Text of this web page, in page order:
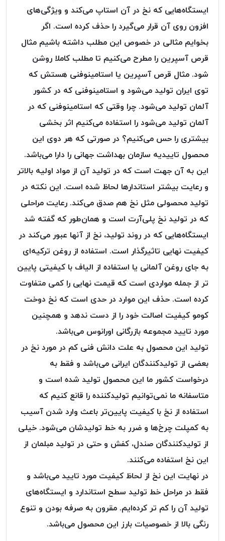
PPLUS
نخ
توری
پلیسه
بتا
KORD
BETA
دوک
های
متراژ
پایین
امگا
OMEGA
VENTO
پارما
PARMA
نخ
دستبندی
DOVE
نخ گلدوزی
FILKRISTAL
نخ
نسوز
Aramid
&
Para-
Aramid
ایستگاه‌هایی که نخ در آن استاپ می‌کند و ویژگی‌های
افزون روی آن قرار می‌گیرد را حذف کرده است. اگر
بخوایم مثالی در خصوص این مطلب داشته باشیم مثال
قرص آسپرین را مطرح می‌کنیم تا مطلب کاملا روشن
شود. مثال قرص آسپرین یا استامینوفنی هستش که
توی ایران تولید می‌شود و استامینوفنی که در کشور
آلمان تولید می‌شود. چرا وقتی که استامینوفنی که در
آلمان تولید می‌شود را استفاده می‌کنیم اثر بخشی
بیشتری را حس می‌کنیم؟ در صورتی که هر دوی این
محصول تاییدیه سازمان بهداشت جهانی را دارا می‌باشد.
این به آن جهت است که در تولید آن از مواد اولیه بالاتر
و رعایت بیشتر استاندارها لحاظ شده است. این نکته در
تولید محصولی مثل نخ هم صدق می‌کند. رعایت مراحلی
که در تولید نخ پلی‌آرت است و همان‌طور که گفته شد
ایستگاه‌هایی که در روند تولید، نخ از آنها عبور می‌کند در
کیفیت نهایی تاثیرگذار است. استفاده از روغن ترکیه‌ای
به جای روغن آلمانی یا استفاده از الیاف با کیفیتی پایین
تر از جمله مواردی است که قیمت نهایی را کمی متفاوت
کرده است. حذف این موارد در حدی است که نخ دوخت
کومو کیفیت اصالت خود را از دست ندهد و همچنین
مورد تایید مجموعه بازرگانی اورانوس می‌باشد.
تولید این محصول به علت دانش فنی کم در مورد نخ در
بعضی از تولیدکنندگان ایرانی می‌باشد و فقط به
درخواست کشور ما این محصول تولید شده است و
متاسفانه ما نمی‌توانیم تولیدکننده را قانع کنیم که
استفاده از نخ‌ با کیفیت پایین‌تر باعث وارد شدن آسیب
به کمپلت چرخ‌ها و ضرر به خط تولیدشان می‌شود. خیلی
از تولیدکنندگان صندل، کفش و حتی در تولید مبلمان از
این نخ استفاده می‌کنند.
در نهایت این نخ از لحاظ کیفیت مورد تایید می‌باشد و
فقط در مراحل خط تولید سطح استاندارد و ایستگاه‌های
تولید آن را کم تر کرده‌ایم. مقرون به صرفه بودن و تنوع
رنگی بالا از خصوصیات بارز این محصول می‌باشد.